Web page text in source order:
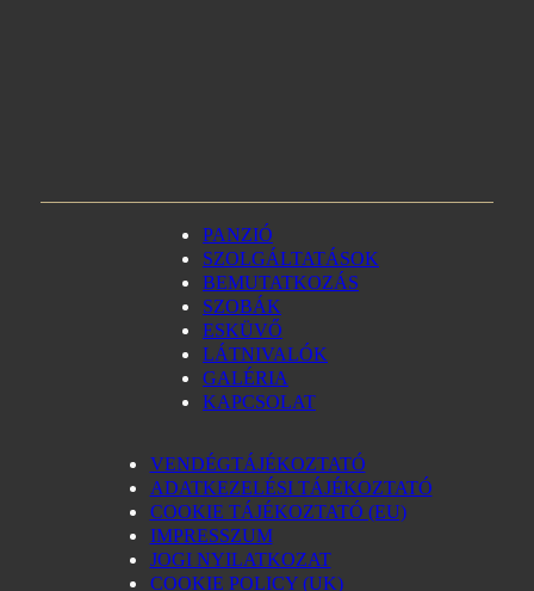
PANZIÓ
SZOLGÁLTATÁSOK
BEMUTATKOZÁS
SZOBÁK
ESKÜVŐ
LÁTNIVALÓK
GALÉRIA
KAPCSOLAT
VENDÉGTÁJÉKOZTATÓ
ADATKEZELÉSI TÁJÉKOZTATÓ
COOKIE TÁJÉKOZTATÓ (EU)
IMPRESSZUM
JOGI NYILATKOZAT
COOKIE POLICY (UK)